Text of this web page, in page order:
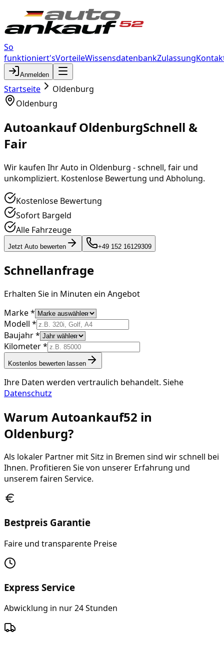
So
funktioniert'sVorteileWissensdatenbankZulassung
Anmelden
Startseite
Oldenburg
Oldenburg
Autoankauf OldenburgSchnell &
Fair
Wir kaufen Ihr Auto in Oldenburg - schnell, fair und
unkompliziert. Kostenlose Bewertung und Abholung.
Kostenlose Bewertung
Sofort Bargeld
Alle Fahrzeuge
Jetzt Auto bewerten +49 152 16129309
Schnellanfrage
Erhalten Sie in Minuten ein Angebot
Marke *
Modell *
Baujahr *
Kilometer *
Kostenlos bewerten lassen
Ihre Daten werden vertraulich behandelt. Siehe
Datenschutz
Warum Autoankauf52 in
Oldenburg?
Als lokaler Partner mit Sitz in Bremen sind wir schnell bei
Ihnen. Profitieren Sie von unserer Erfahrung und
unserem fairen Service.
Bestpreis Garantie
Faire und transparente Preise
Express Service
Abwicklung in nur 24 Stunden